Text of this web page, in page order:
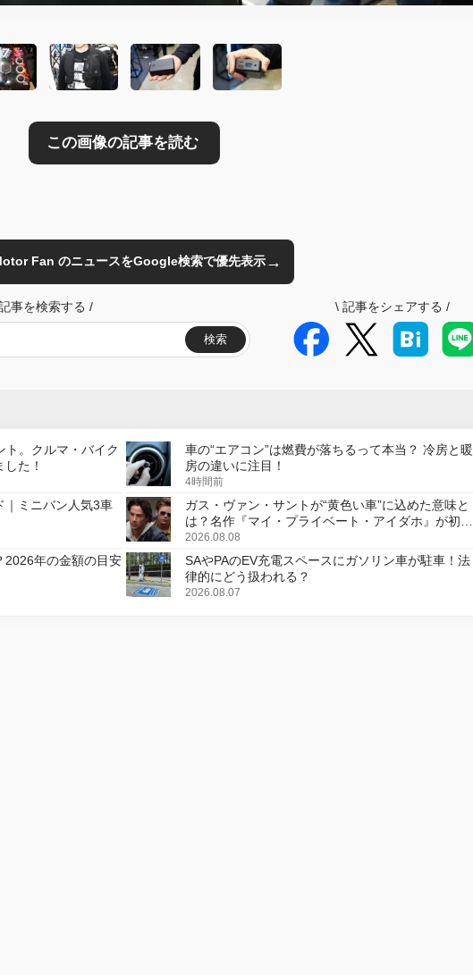
Fan のニュースをGoogle検索で優先表示→
事を検索する /
検索
\ 記事をシェアする /
。クルマ・バイク
た！
車の“エアコン”は燃費が落ちるって本当？ 冷房と暖
房の違いに注目！
4時間前
｜ミニバン人気3車
ガス・ヴァン・サントが“黄色い車”に込めた意味と
は？名作『マイ・プライベート・アイダホ』が初の
デジタルリマスター版で復活
2026.08.08
2026年の金額の目安
SAやPAのEV充電スペースにガソリン車が駐車！法
律的にどう扱われる？
2026.08.07